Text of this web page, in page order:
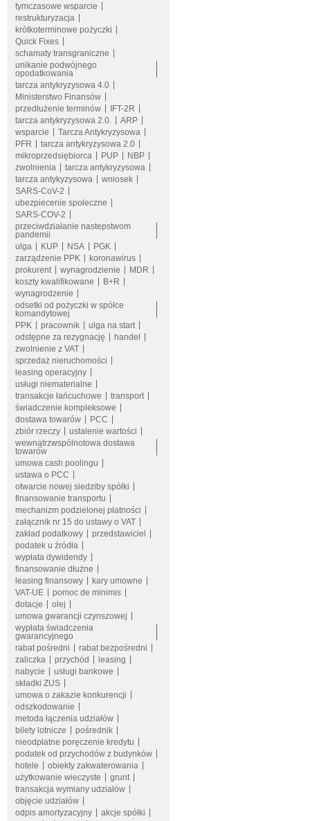
tymczasowe wsparcie
restrukturyzacja
krótkoterminowe pożyczki
Quick Fixes
schamaty transgraniczne
unikanie podwójnego
opodatkowania
tarcza antykryzysowa 4.0
Ministerstwo Finansów
przedłużenie terminów
IFT-2R
tarcza antykryzysowa 2.0.
ARP
wsparcie
Tarcza Antykryzysowa
PFR
tarcza antykryzysowa 2.0
mikroprzedsiębiorca
PUP
NBP
zwolnienia
tarcza antykryzysowa
tarcza antykyzysowa
wniosek
SARS-CoV-2
ubezpiecenie społeczne
SARS-COV-2
przeciwdziałanie nastepstwom
pandemii
ulga
KUP NSA
PGK
zarządzenie PPK
koronawirus
prokurent
wynagrodzienie
MDR
koszty kwalifikowane
B+R
wynagrodzenie
odsetki od pożyczki w spółce
komandytowej
PPK
pracownik
ulga na start
odstępne za rezygnację
handel
zwolnienie z VAT
sprzedaż nieruchomości
leasing operacyjny
usługi niematerialne
transakcje łańcuchowe
transport
świadczenie kompleksowe
dostawa towarów
PCC
zbiór rzeczy
ustalenie wartości
wewnątrzwspólnotowa dostawa
towarów
umowa cash poolingu
ustawa o PCC
otwarcie nowej siedziby spółki
finansowanie transportu
mechanizm podzielonej płatności
załącznik nr 15 do ustawy o VAT
zakład podatkowy
przedstawiciel
podatek u źródła
wypłata dywidendy
finansowanie dłużne
leasing finansowy
kary umowne
VAT-UE
pomoc de minimis
dotacje
olej
umowa gwarancji czynszowej
wypłata świadczenia
gwarancyjnego
rabat pośredni
rabat bezpośredni
zaliczka
przychód
leasing
nabycie
usługi bankowe
składki ZUS
umowa o zakazie konkurencji
odszkodowanie
metoda łączenia udziałów
bilety lotnicze
pośrednik
nieodpłatne poręczenie kredytu
podatek od przychodów z budynków
hotele
obiekty zakwaterowania
użytkowanie wieczyste
grunt
transakcja wymiany udziałów
objęcie udziałów
odpis amortyzacyjny
akcje spółki